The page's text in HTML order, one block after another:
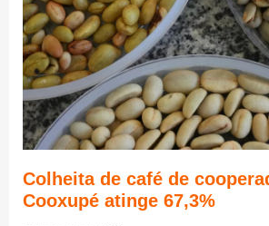
Colheita de café de
Cooxupé atinge 67,3%